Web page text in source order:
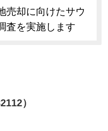
売却に向けたサウ
査を実施します
）